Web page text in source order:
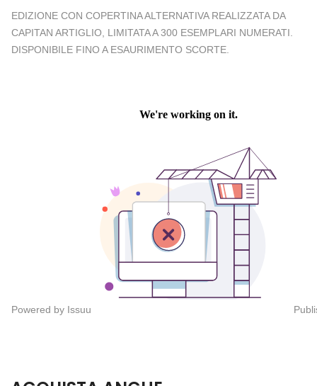
EDIZIONE CON COPERTINA ALTERNATIVA REALIZZATA DA
CAPITAN ARTIGLIO, LIMITATA A 300 ESEMPLARI NUMERATI.
DISPONIBILE FINO A ESAURIMENTO SCORTE.
Powered by Issuu